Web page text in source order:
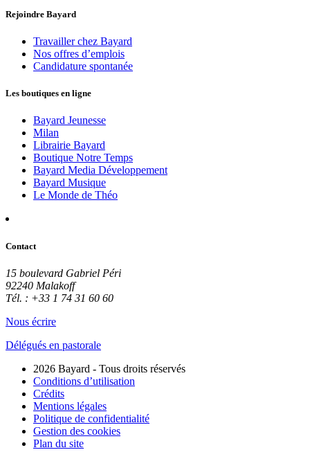
Rejoindre Bayard
Travailler chez Bayard
Nos offres d’emplois
Candidature spontanée
Les boutiques en ligne
Bayard Jeunesse
Milan
Librairie Bayard
Boutique Notre Temps
Bayard Media Développement
Bayard Musique
Le Monde de Théo
Contact
15 boulevard Gabriel Péri
92240 Malakoff
Tél. : +33 1 74 31 60 60
Nous écrire
Délégués en pastorale
2026 Bayard - Tous droits réservés
Conditions d’utilisation
Crédits
Mentions légales
Politique de confidentialité
Gestion des cookies
Plan du site